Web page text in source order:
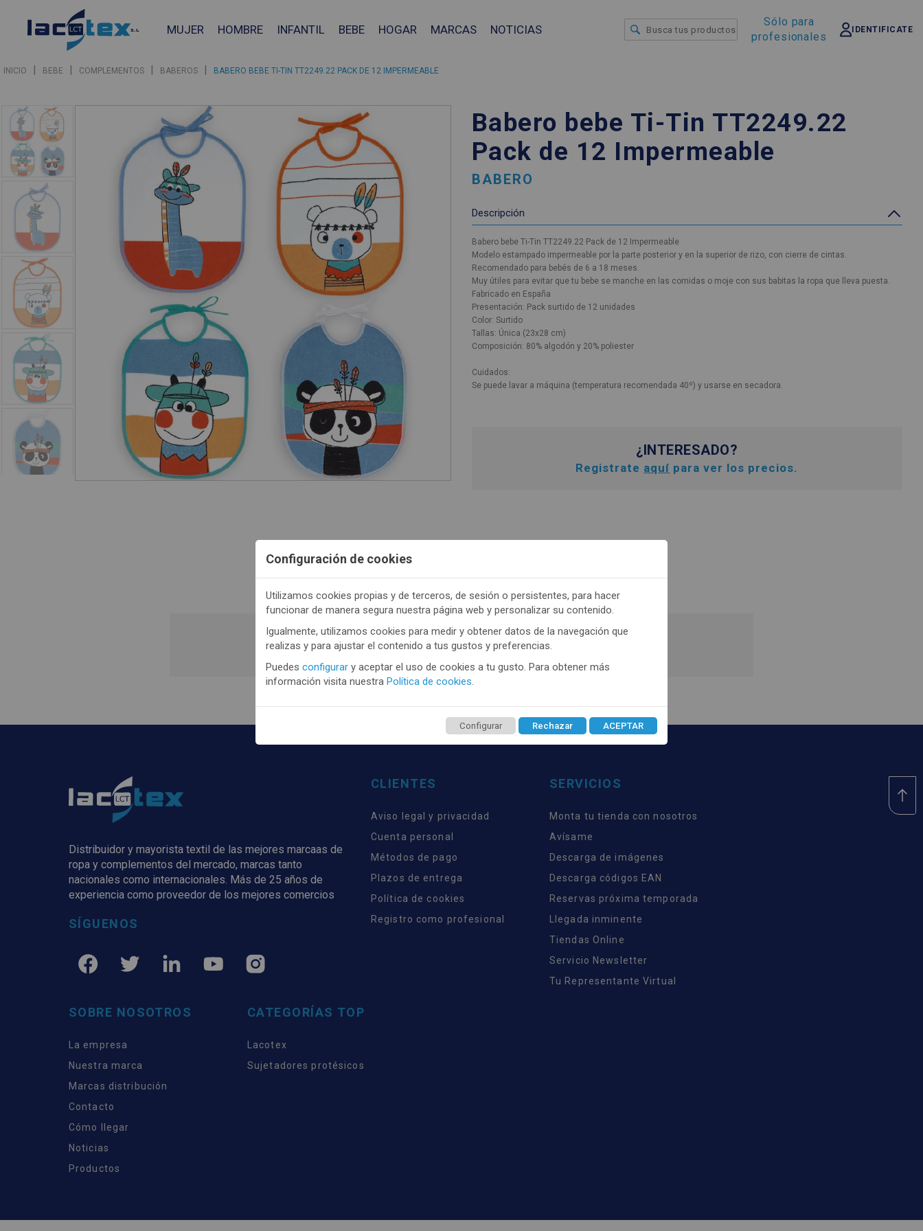
MUJER HOMBRE INFANTIL BEBE HOGAR MARCAS NOTICIAS
Sólo para
profesionales
IDENTIFICATE
INICIO | BEBE | COMPLEMENTOS | BABEROS | BABERO BEBE TI-TIN TT2249.22 PACK DE 12 IMPERMEABLE
Babero bebe Ti-Tin TT2249.22
Pack de 12 Impermeable
BABERO
Descripción
Babero bebe Ti-Tin TT2249.22 Pack de 12 Impermeable
Modelo estampado impermeable por la parte posterior y en la superior de rizo, con cierre de cintas.
Recomendado para bebés de 6 a 18 meses.
Muy útiles para evitar que tu bebe se manche en las comidas o moje con sus babitas la ropa que lleva puesta.
Fabricado en España
Presentación: Pack surtido de 12 unidades
Color: Surtido
Tallas: Única (23x28 cm)
Composición: 80% algodón y 20% poliester
Cuidados:
Se puede lavar a máquina (temperatura recomendada 40º) y usarse en secadora.
¿INTERESADO?
Registrate aquí para ver los precios.
TENEMOS MUCHOS MÁS !
Registrate aquí para poder ver todo el contenido y los precios.
Distribuidor y mayorista textil de las mejores marcaas de
ropa y complementos del mercado, marcas tanto
nacionales como internacionales. Más de 25 años de
experiencia como proveedor de los mejores comercios
SÍGUENOS
CLIENTES
Aviso legal y privacidad
Cuenta personal
Métodos de pago
Plazos de entrega
Política de cookies
Registro como profesional
SERVICIOS
Monta tu tienda con nosotros
Avísame
Descarga de imágenes
Descarga códigos EAN
Reservas próxima temporada
Llegada inminente
Tiendas Online
Servicio Newsletter
Tu Representante Virtual
SOBRE NOSOTROS
La empresa
Nuestra marca
Marcas distribución
Contacto
Cómo llegar
Noticias
Productos
CATEGORÍAS TOP
Lacotex
Sujetadores protésicos
Configuración de cookies
Utilizamos cookies propias y de terceros, de sesión o persistentes, para hacer
funcionar de manera segura nuestra página web y personalizar su contenido.
Igualmente, utilizamos cookies para medir y obtener datos de la navegación que
realizas y para ajustar el contenido a tus gustos y preferencias.
Puedes configurar y aceptar el uso de cookies a tu gusto. Para obtener más
información visita nuestra Política de cookies
Configurar Rechazar ACEPTAR